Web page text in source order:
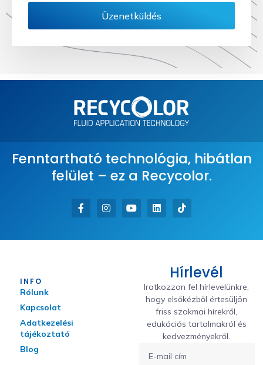
Üzenetküldés
Fenntartható technológia, hibátlan
felület – ez a Recycolor.
INFO
Rólunk
Kapcsolat
Adatkezelési
tájékoztató
Blog
Hírlevél
Iratkozzon fel hírlevelünkre,
hogy elsőkézből értesüljön
friss szakmai hírekről,
edukációs tartalmakról és
kedvezményekről.